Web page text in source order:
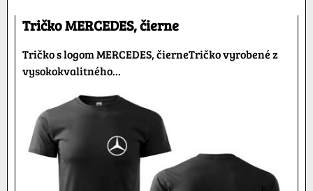
Tričko MERCEDES, čierne
Tričko s logom MERCEDES, čierneTričko vyrobené z
vysokokvalitného...